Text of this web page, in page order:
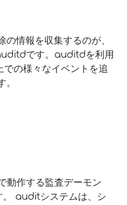
情報を収集するのが、
です。auditdを利用
の様々なイベントを追
作する監査デーモン
auditシステムは、シ